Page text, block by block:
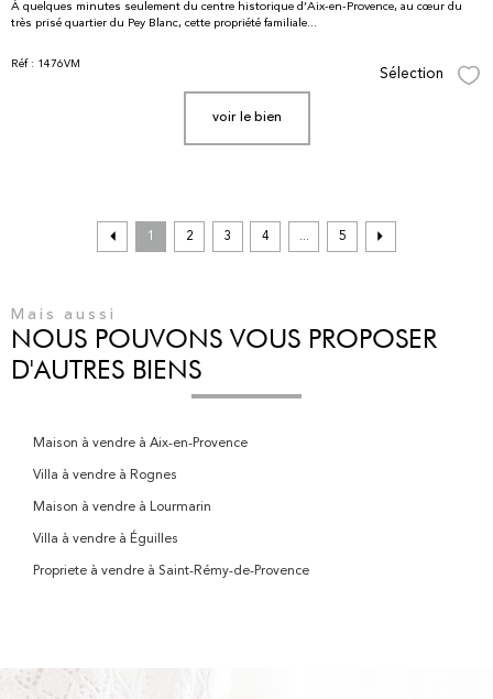
À quelques minutes seulement du centre historique d’Aix-en-Provence, au cœur du
très prisé quartier du Pey Blanc, cette propriété familiale...
Réf : 1476VM
Sélection
voir le bien
1 2 3 4 ... 5
Mais aussi
NOUS POUVONS VOUS PROPOSER
D'AUTRES BIENS
Maison à vendre à Aix-en-Provence
Villa à vendre à Rognes
Maison à vendre à Lourmarin
Villa à vendre à Éguilles
Propriete à vendre à Saint-Rémy-de-Provence